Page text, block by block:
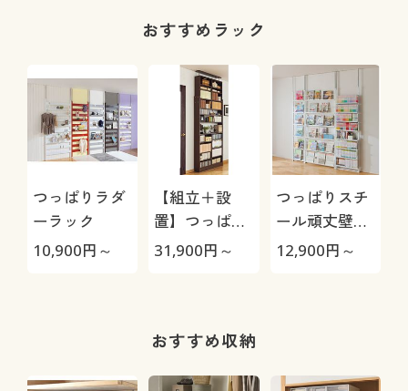
おすすめラック
つっぱりラダ
ーラック
10,900円～
【組立＋設
置】つっぱり
壁面本棚(はば
31,900円～
つっぱりスチ
ール頑丈壁面
本棚
12,900円～
おすすめ収納